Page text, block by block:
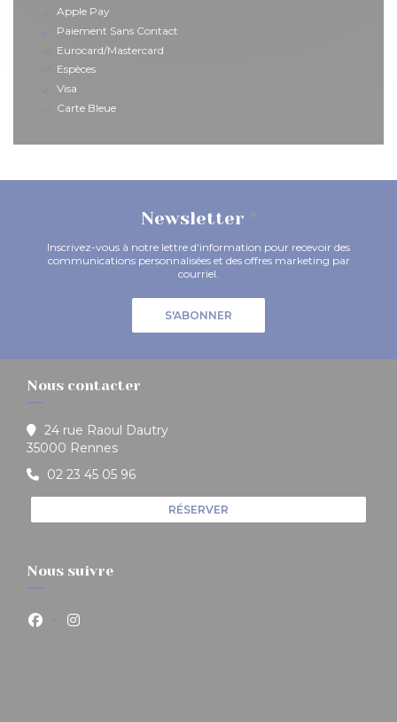
Apple Pay
Paiement Sans Contact
Eurocard/Mastercard
Espèces
Visa
Carte Bleue
Newsletter *
Inscrivez-vous à notre lettre d'information pour recevoir des
communications personnalisées et des offres marketing par
courriel.
S'ABONNER
Nous contacter
24 rue Raoul Dautry
35000 Rennes((ouvre une nouvelle fenêtre))
02 23 45 05 96
RÉSERVER
Nous suivre
Facebook ((ouvre une nouvelle fenêtre))
Instagram ((ouvre une nouvelle fenêtre))